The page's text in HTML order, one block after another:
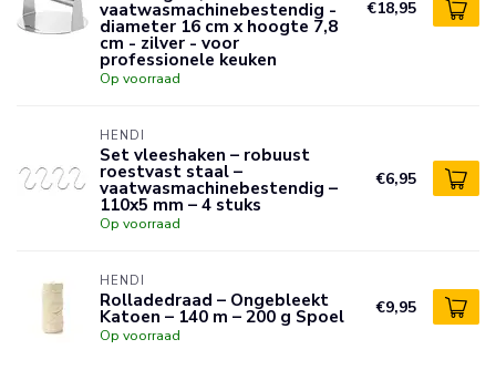
vaatwasmachinebestendig -
diameter 16 cm x hoogte 7,8
cm - zilver - voor
professionele keuken
Op voorraad
€18,95
HENDI
Set vleeshaken – robuust
roestvast staal –
vaatwasmachinebestendig –
110x5 mm – 4 stuks
Op voorraad
€6,95
HENDI
Rolladedraad – Ongebleekt
Katoen – 140 m – 200 g Spoel
Op voorraad
€9,95